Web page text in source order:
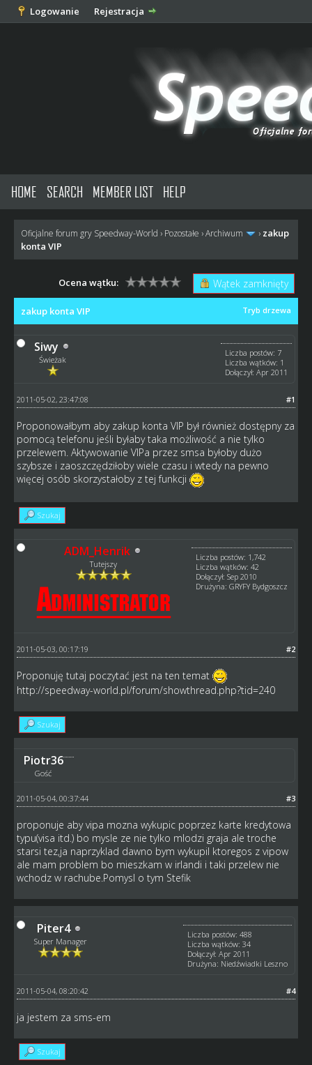
Logowanie Rejestracja
HOME SEARCH MEMBER LIST HELP
Oficjalne forum gry Speedway-World › Pozostałe ›Archiwum › zakup
konta VIP
Wątek zamknięty
Ocena wątku:
Tryb drzewa
zakup konta VIP
Siwy
Świeżak
Liczba postów: 7
Liczba wątków: 1
Dołączył: Apr 2011
#1
2011-05-02, 23:47:08
Proponowałbym aby zakup konta VIP był również dostępny za
pomocą telefonu jeśli byłaby taka możliwość a nie tylko
przelewem. Aktywowanie VIPa przez smsa byłoby dużo
szybsze i zaoszczędziłoby wiele czasu i wtedy na pewno
więcej osób skorzystałoby z tej funkcji
Szukaj
ADM_Henrik
Tutejszy
Liczba postów: 1,742
Liczba wątków: 42
Dołączył: Sep 2010
Drużyna: GRYFY Bydgoszcz
#2
2011-05-03, 00:17:19
Proponuję tutaj poczytać jest na ten temat
http://speedway-world.pl/forum/showthread.php?tid=240
Szukaj
Piotr36
Gość
#3
2011-05-04, 00:37:44
proponuje aby vipa mozna wykupic poprzez karte kredytowa
typu(visa itd.) bo mysle ze nie tylko mlodzi graja ale troche
starsi tez,ja naprzyklad dawno bym wykupil ktoregos z vipow
ale mam problem bo mieszkam w irlandi i taki przelew nie
wchodz w rachube.Pomysl o tym Stefik
Piter4
Super Manager
Liczba postów: 488
Liczba wątków: 34
Dołączył: Apr 2011
Drużyna: Niedźwiadki Leszno
#4
2011-05-04, 08:20:42
ja jestem za sms-em
Szukaj